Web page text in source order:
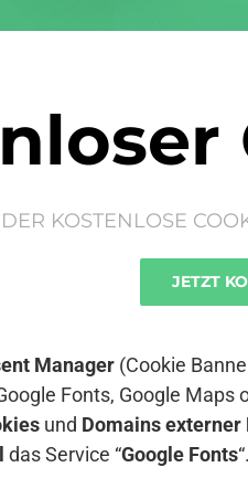
DER KOSTENLOSE
JETZT
Manager (Cookie
Fonts, Google
und Domains externer
das Service “Google Fonts“.